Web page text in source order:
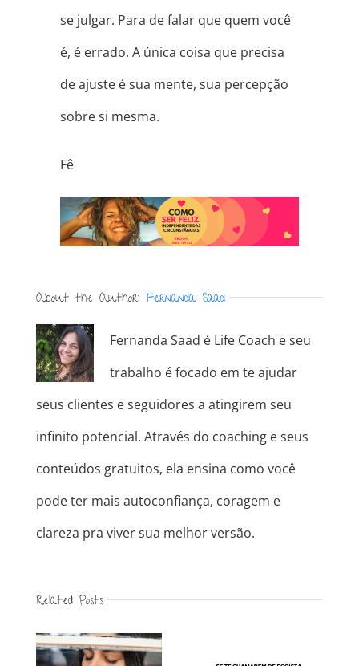
se julgar. Para de falar que quem você
é, é errado. A única coisa que precisa
de ajuste é sua mente, sua percepção
sobre si mesma.
Fê
About the Author: Fernanda Saad
Fernanda Saad é Life Coach e seu
trabalho é focado em te ajudar
seus clientes e seguidores a atingirem seu
infinito potencial. Através do coaching e seus
conteúdos gratuitos, ela ensina como você
pode ter mais autoconfiança, coragem e
clareza pra viver sua melhor versão.
Related Posts